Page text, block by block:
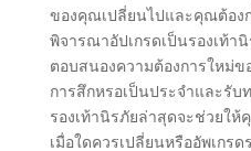
ของคุณเปลี่ยนไปและคุณต้องก
พิจารณาอัปเกรดเป็นรองเท้
ตอบสนองความต้องการให
การสึกหรอเป็นประจําและรับ
รองเท้านิรภัยล่าสุดจะช่วยใ
เมื่อใดควรเปลี่ยนหรืออัพเกร